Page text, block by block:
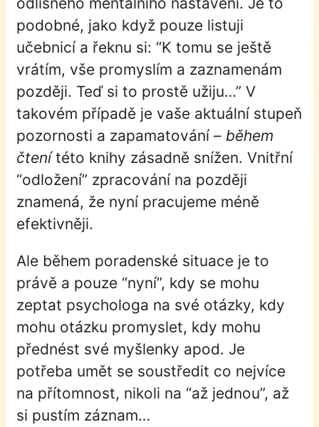
podobné, jako když pouze listuji
učebnicí a řeknu si: “K tomu se ještě
vrátím, vše promyslím a zaznamenám
později. Teď si to prostě užiju…” V
takovém případě je vaše aktuální stupeň
pozornosti a zapamatování – během
čtenítéto knihy zásadně snížen. Vnitřní
“odložení” zpracování na později
znamená, že nyní pracujeme méně
efektivněji.
Ale během poradenské situace je to
právě a pouze “nyní”, kdy se mohu
zeptat psychologa na své otázky, kdy
mohu otázku promyslet, kdy mohu
přednést své myšlenky apod. Je
potřeba umět se soustředit co nejvíce
na přítomnost, nikoli na “až jednou”, až
si pustím záznam…